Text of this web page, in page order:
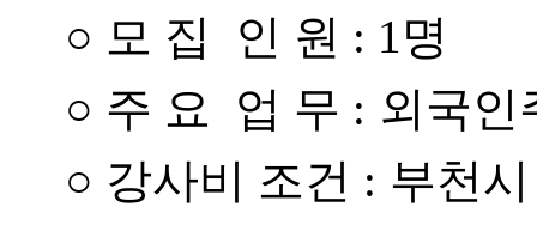
○ 모 집 인 원 : 1명
○ 주 요 업 무 : 외국인
○ 강사비 조건 : 부천